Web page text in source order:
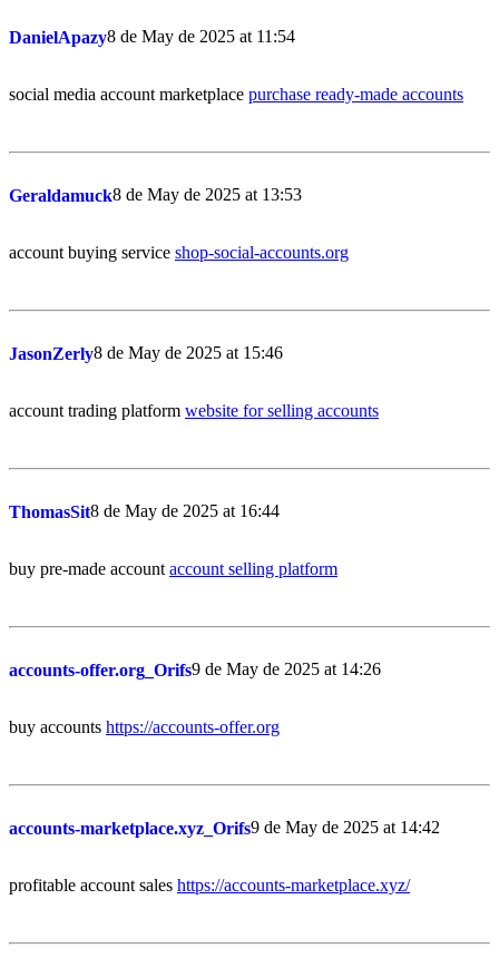
DanielApazy8 de May de 2025 at 11:54
social media account marketplace purchase ready-made accounts
Geraldamuck8 de May de 2025 at 13:53
account buying service shop-social-accounts.org
JasonZerly8 de May de 2025 at 15:46
account trading platform website for selling accounts
ThomasSit8 de May de 2025 at 16:44
buy pre-made account account selling platform
accounts-offer.org_Orifs9 de May de 2025 at 14:26
buy accounts https://accounts-offer.org
accounts-marketplace.xyz_Orifs9 de May de 2025 at 14:42
profitable account sales https://accounts-marketplace.xyz/